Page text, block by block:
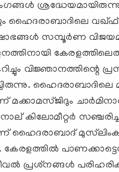
ഹൈദരാബാദിലെ
സമ്പൂര്‍ണ
വിജ്ഞാനത്തിന്റെ
ഹൈദരാബാദിലെ
മക്കാമസ്‌ജിദും
കിലോമീറ്റര്‍
ഹൈദരാബാദ്‌
പ്രശ്‌നങ്ങള്‍